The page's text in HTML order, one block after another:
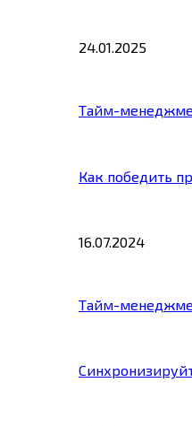
24.01.2025
Тайм-
Как победить
16.07.2024
Тайм-